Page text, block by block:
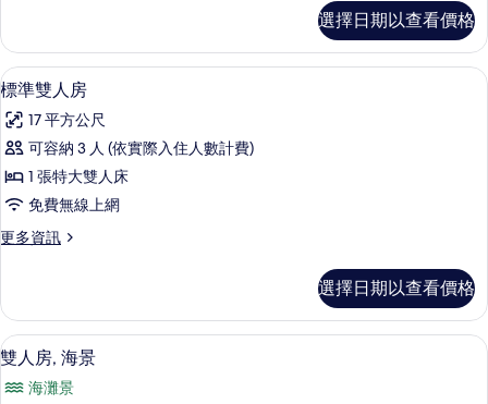
有
相
片
雙
人
房
詳
情
選擇日期以查看價格
顯
示
標
準
雙
房
所
有
相
片
標準雙人房 | 客房內保險箱、書桌、
8
標準雙人房
17 平方公尺
可容納 3 人 (依實際入住人數計費)
1 張特大雙人床
免費無線上網
更多資訊
更
雙
人
房
詳
選擇日期以查看價格
顯
示
15
雙人房, 海景
海灘景